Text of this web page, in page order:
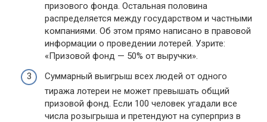
призового фонда. Остальная половина
распределяется между государством и частными
компаниями. Об этом прямо написано в правовой
информации о проведении лотерей. Узрите:
«Призовой фонд — 50% от выручки».
Суммарный выигрыш всех людей от одного
тиража лотереи не может превышать общий
призовой фонд. Если 100 человек угадали все
числа розыгрыша и претендуют на суперприз в